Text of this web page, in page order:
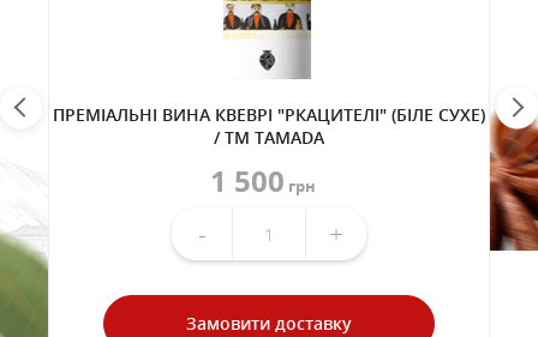
ПРЕМІАЛЬНІ ВИНА КВЕВРІ "РКАЦИТЕЛІ" (БІЛЕ СУХЕ)
/ TM TAMADA
1 500 грн
- +
Замовити доставку